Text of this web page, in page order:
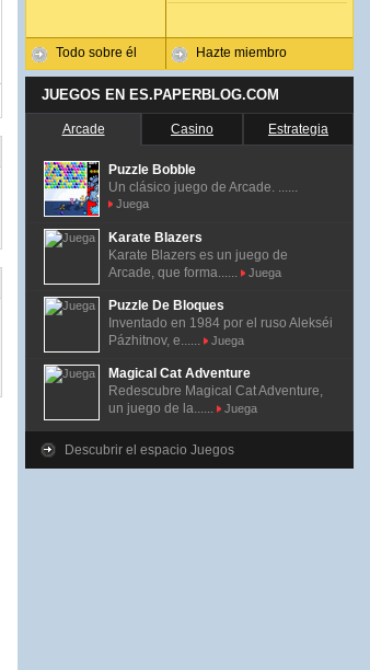
Todo sobre él Hazte miembro
JUEGOS EN ES.PAPERBLOG.COM
Arcade Casino Estrategia
Puzzle Bobble
Un clásico juego de Arcade. ......
Juega
Karate Blazers
Karate Blazers es un juego de
Arcade, que forma......
Juega
Puzzle De Bloques
Inventado en 1984 por el ruso Alekséi
Pázhitnov, e......
Juega
Magical Cat Adventure
Redescubre Magical Cat Adventure,
un juego de la......
Juega
Descubrir el espacio Juegos